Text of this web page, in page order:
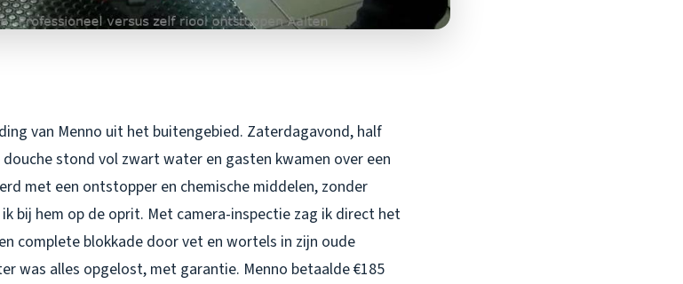
van Menno uit het buitengebied. Zaterdagavond, half
stond vol zwart water en gasten kwamen over een
met een ontstopper en chemische middelen, zonder
bij hem op de oprit. Met camera-inspectie zag ik direct het
complete blokkade door vet en wortels in zijn oude
was alles opgelost, met garantie. Menno betaalde €185